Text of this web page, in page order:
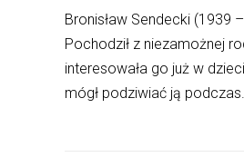
Bronisław Sendecki (1939
Pochodził z niezamożnej
interesowała go już w
mógł podziwiać ją podczas...